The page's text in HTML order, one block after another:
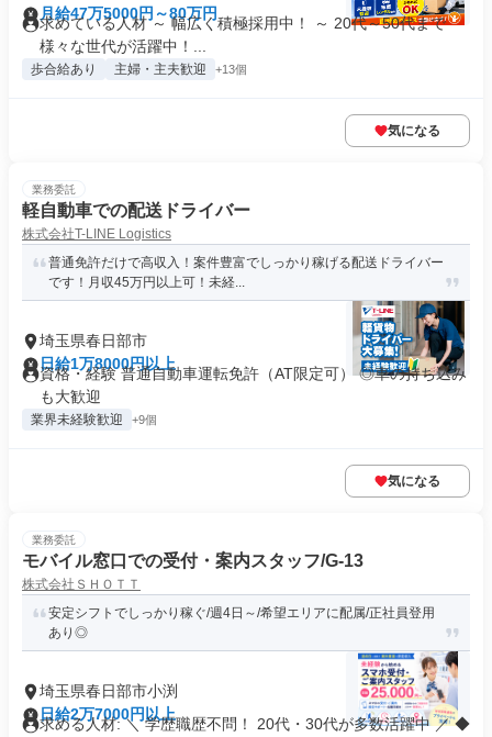
月給47万5000円～80万円
求めている人材 ～ 幅広く積極採用中！ ～ 20代～50代まで
様々な世代が活躍中！...
歩合給あり 主婦・主夫歓迎 +13個
気になる
業務委託
軽自動車での配送ドライバー
株式会社T-LINE Logistics
普通免許だけで高収入！案件豊富でしっかり稼げる配送ドライバー
です！月収45万円以上可！未経...
埼玉県春日部市
日給1万8000円以上
資格・経験 普通自動車運転免許（AT限定可） ◎車の持ち込み
も大歓迎
業界未経験歓迎 +9個
気になる
業務委託
モバイル窓口での受付・案内スタッフ/G-13
株式会社ＳＨＯＴＴ
安定シフトでしっかり稼ぐ/週4日～/希望エリアに配属/正社員登用
あり◎
埼玉県春日部市小渕
日給2万7000円以上
求める人材: ＼ 学歴職歴不問！ 20代・30代が多数活躍中 ／ ◆